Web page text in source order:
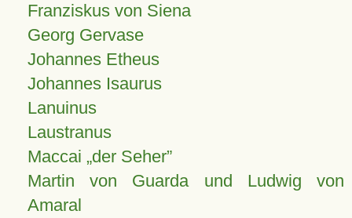
Franziskus von Siena
Georg Gervase
Johannes Etheus
Johannes Isaurus
Lanuinus
Laustranus
Maccai „der Seher”
Martin von Guarda und Ludwig von
Amaral